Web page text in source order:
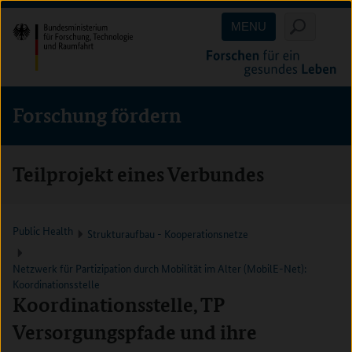
Direkt
zum
Inhalt
(Eingabetaste)
Direkt
zum
Hauptmenu
(Eingabetaste)
Direkt
zur
Suche
(Eingabetaste)
MENU
Forschung fördern
Teilprojekt eines Verbundes
Public Health Strukturaufbau - Kooperationsnetze
Netzwerk für Partizipation durch Mobilität im Alter (MobilE-Net):
Koordinationsstelle
Koordinationsstelle, TP
Versorgungspfade und ihre